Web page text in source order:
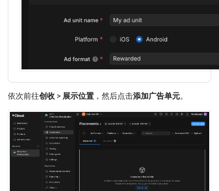
依次前往创收 > 展示位置 ，然后点击添加广告单元。